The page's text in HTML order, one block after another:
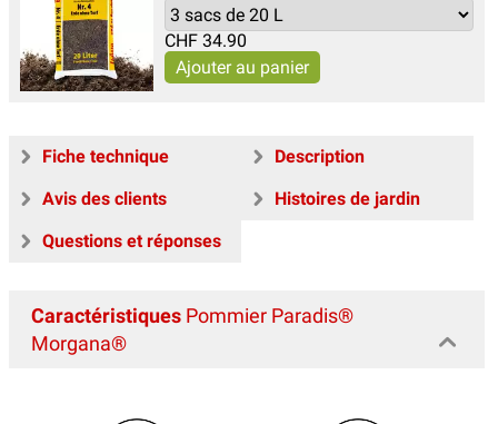
CHF 34.90
Fiche technique
Description
Avis des clients
Histoires de jardin
Questions et réponses
Caractéristiques Pommier Paradis®
Morgana®